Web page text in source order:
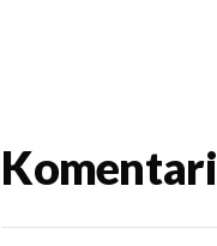
Komentari